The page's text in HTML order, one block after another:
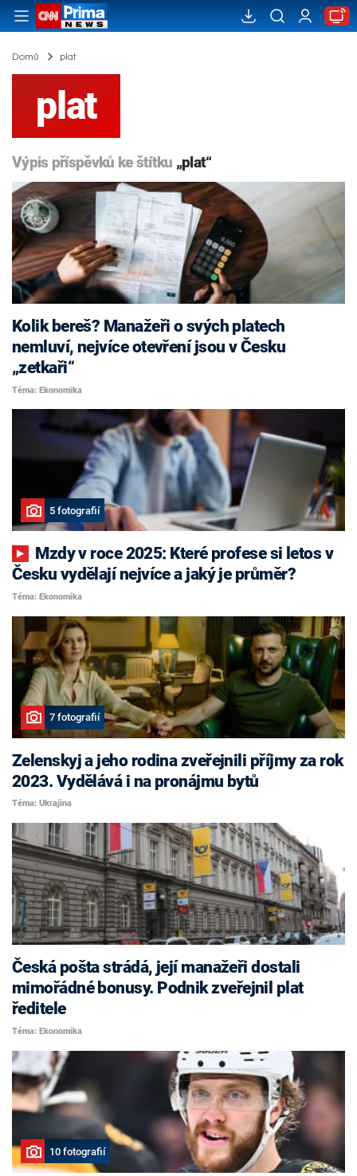
Domů plat
plat
Výpis příspěvků ke štítku „plat“
Kolik bereš? Manažeři o svých platech
nemluví, nejvíce otevření jsou v Česku
„zetkaři“
Téma: Ekonomika
5 fotografií
Česku vydělají nejvíce a jaký je průměr?
Téma: Ekonomika
7 fotografií
Zelenskyj a jeho rodina zveřejnili příjmy za rok
2023. Vydělává i na pronájmu bytů
Téma: Ukrajina
Česká pošta strádá, její manažeři dostali
mimořádné bonusy. Podnik zveřejnil plat
ředitele
Téma: Ekonomika
10 fotografií